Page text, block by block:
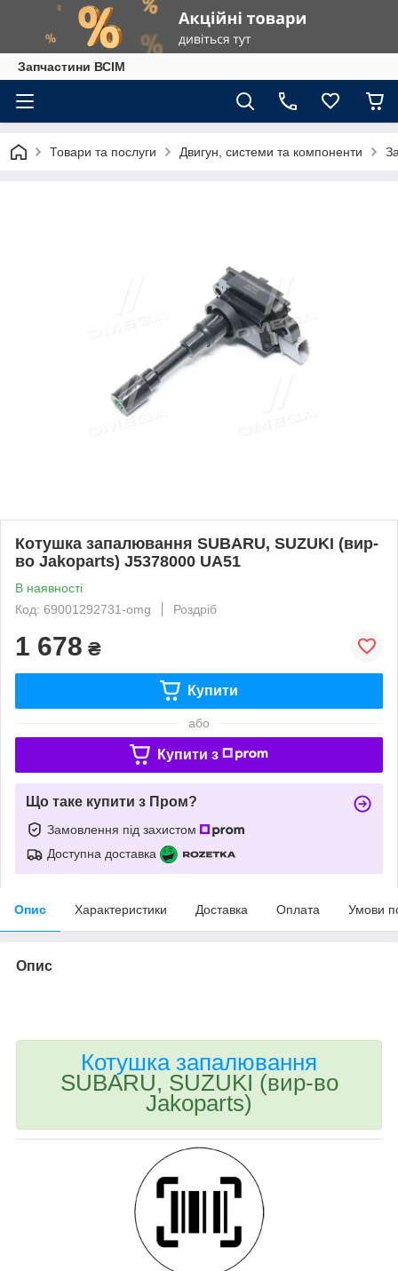
Запчастини ВСІМ
Товари та послуги Двигун, системи та компоненти
Котушка запалювання SUBARU, SUZUKI (вир-
во Jakoparts) J5378000 UA51
В наявності
Код: 69001292731-omg
Роздріб
1 678 ₴
Купити
або
Купити з
Що таке купити з Пром?
Замовлення під захистом
Доступна доставка
Опис Характеристики Доставка Оплата Умови
Опис
Котушка запалювання
SUBARU, SUZUKI (вир-во
Jakoparts)